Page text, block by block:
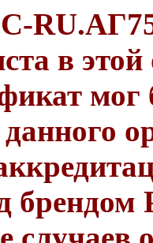
в
мог
брендом